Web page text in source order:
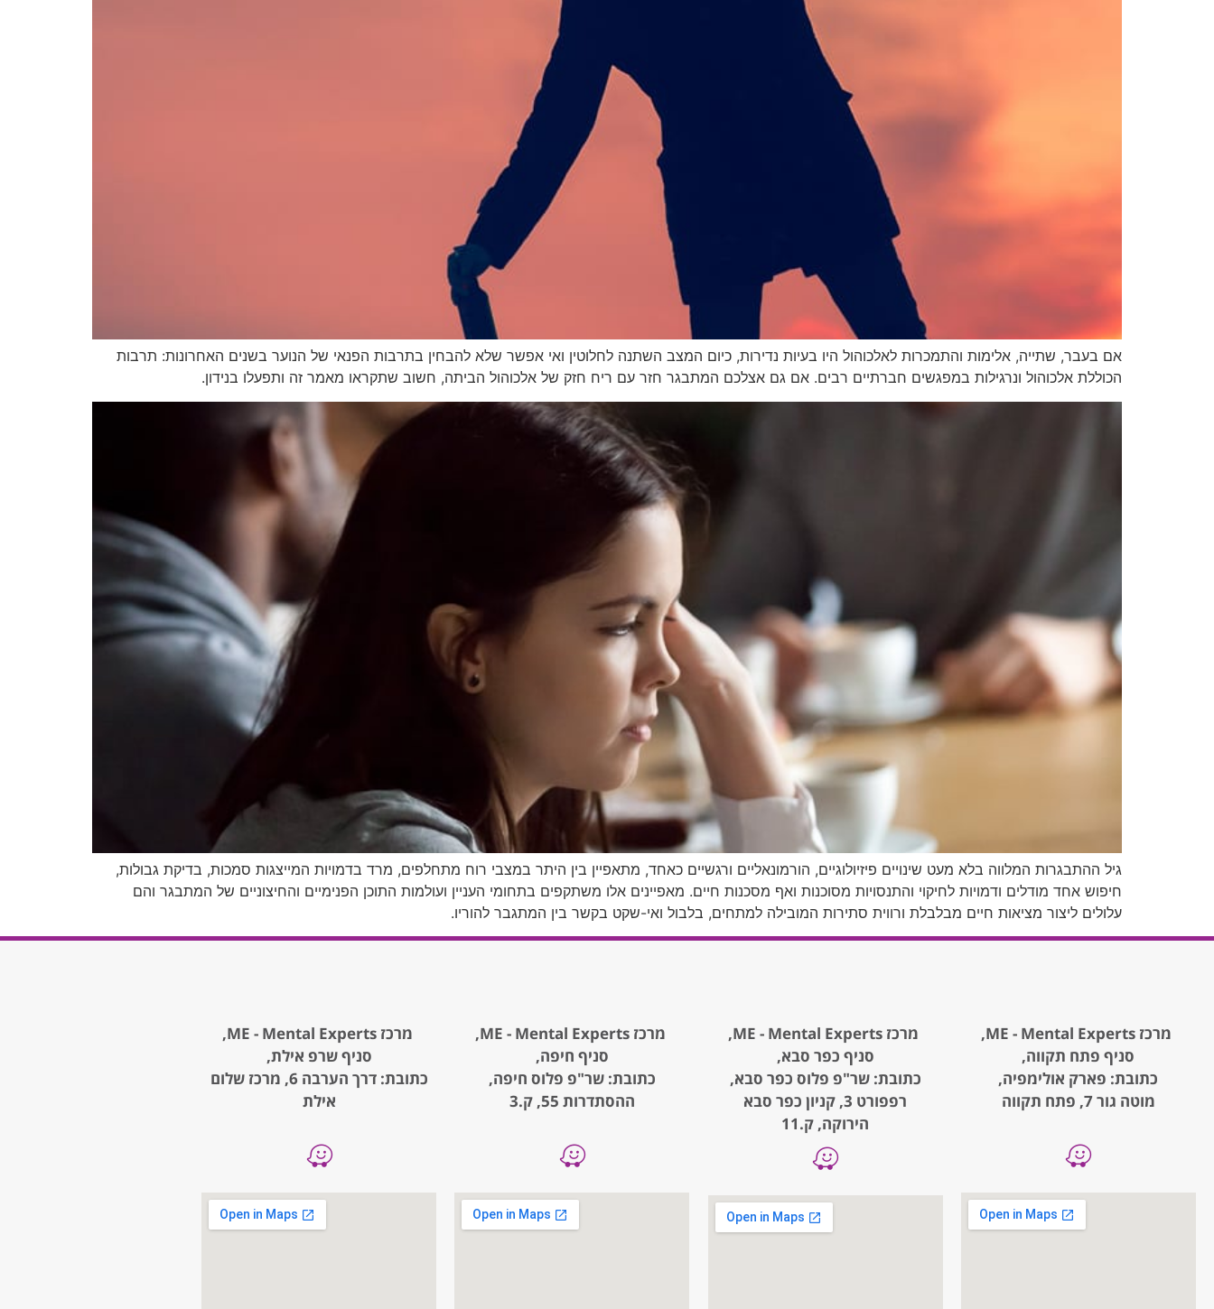
אם בעבר, שתייה, אלימות והתמכרות לאלכוהול היו בעיות נדירות, כיום המצב השתנה לחלוטין ואי אפשר שלא להבחין בתרבות הפנאי של הנוער בשנים האחרונות: תרבות
הכוללת אלכוהול ונרגילות במפגשים חברתיים רבים. אם גם אצלכם המתבגר חזר עם ריח חזק של אלכוהול הביתה, חשוב שתקראו מאמר זה ותפעלו בנידון.
גיל ההתבגרות המלווה בלא מעט שינויים פיזיולוגיים, הורמונאליים ורגשיים כאחד, מתאפיין בין היתר במצבי רוח מתחלפים, מרד בדמויות המייצגות סמכות, בדיקת גבולות,
חיפוש אחד מודלים ודמויות לחיקוי והתנסויות מסוכנות ואף מסכנות חיים. מאפיינים אלו משתקפים בתחומי העניין ועולמות התוכן הפנימיים והחיצוניים של המתבגר והם
עלולים ליצור מציאות חיים מבלבלת ורווית סתירות המובילה למתחים, בלבול ואי-שקט בקשר בין המתגבר להוריו.
מרכז ME - Mental Experts,
סניף פתח תקווה,
כתובת: פארק אולימפיה,
מוטה גור 7, פתח תקווה
מרכז ME - Mental Experts,
סניף כפר סבא,
כתובת: שר"פ פלוס כפר סבא,
רפפורט 3, קניון כפר סבא
הירוקה, ק.11
מרכז ME - Mental Experts,
סניף חיפה,
כתובת: שר"פ פלוס חיפה,
ההסתדרות 55, ק.3
מרכז ME - Mental Experts,
סניף שרפ אילת,
כתובת: דרך הערבה 6, מרכז שלום
אילת